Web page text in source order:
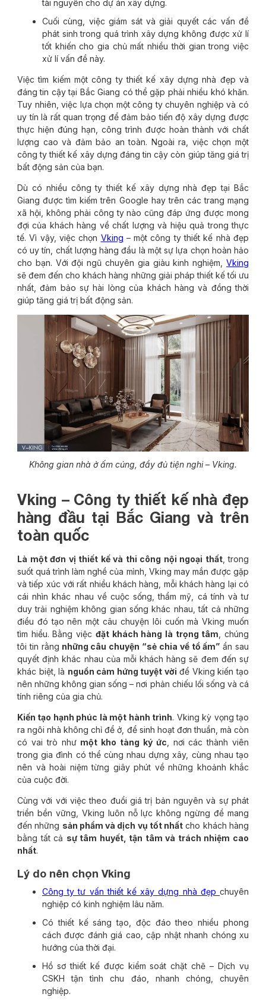
tài nguyên cho dự án xây dựng.
Cuối cùng, việc giám sát và giải quyết các vấn đề
phát sinh trong quá trình xây dựng không được xử lí
tốt khiến cho gia chủ mất nhiều thời gian trong việc
xử lí vấn đề này.
Việc tìm kiếm một công ty thiết kế xây dựng nhà đẹp và
đáng tin cậy tại Bắc Giang có thể gặp phải nhiều khó khăn.
Tuy nhiên, việc lựa chọn một công ty chuyên nghiệp và có
uy tín là rất quan trọng để đảm bảo tiến độ xây dựng được
thực hiện đúng hạn, công trình được hoàn thành với chất
lượng cao và đảm bảo an toàn. Ngoài ra, việc chọn một
công ty thiết kế xây dựng đáng tin cậy còn giúp tăng giá trị
bất động sản của bạn.
Dù có nhiều công ty thiết kế xây dựng nhà đẹp tại Bắc
Giang được tìm kiếm trên Google hay trên các trang mạng
xã hội, không phải công ty nào cũng đáp ứng được mong
đợi của khách hàng về chất lượng và hiệu quả trong thực
tế. Vì vậy, việc chọn Vking – một công ty thiết kế nhà đẹp
có uy tín, chất lượng hàng đầu là một sự lựa chọn hoàn hảo
cho bạn. Với đội ngũ chuyên gia giàu kinh nghiệm, Vking
sẽ đem đến cho khách hàng những giải pháp thiết kế tối ưu
nhất, đảm bảo sự hài lòng của khách hàng và đồng thời
giúp tăng giá trị bất động sản.
Không gian nhà ở ấm cúng, đầy đủ tiện nghi – Vking.
Vking – Công ty thiết kế nhà đẹp
hàng đầu tại Bắc Giang và trên
toàn quốc
Là một đơn vị thiết kế và thi công nội ngoại thất, trong
suốt quá trình làm nghề của mình, Vking may mắn được gặp
và tiếp xúc với rất nhiều khách hàng, mỗi khách hàng lại có
cái nhìn khác nhau về cuộc sống, thẩm mỹ, cá tính và tư
duy trải nghiệm không gian sống khác nhau, tất cả những
điều đó tạo nên một câu chuyện lôi cuốn mà Vking muốn
tìm hiểu. Bằng việc đặt khách hàng là trọng tâm , chúng
tôi tin rằng những câu chuyện “sẻ chia về tổ ấm” ẩn sau
quyết định khác nhau của mỗi khách hàng sẽ đem đến sự
khác biệt, là nguồn cảm hứng tuyệt vời để Vking kiến tạo
nên những không gian sống – nơi phản chiếu lối sống và cá
tính riêng của gia chủ.
Kiến tạo hạnh phúc là một hành trình. Vking kỳ vọng tạo
ra ngôi nhà không chỉ để ở, để sinh hoạt đơn thuần, mà còn
có vai trò như một kho tàng ký ức , nơi các thành viên
trong gia đình có thể cùng nhau dựng xây, cùng nhau tạo
nên và hoài niệm từng giây phút về những khoảnh khắc
của cuộc đời.
Cùng với với việc theo đuổi giá trị bản nguyên và sự phát
triển bền vững, Vking luôn nỗ lực không ngừng để mang
đến những sản phẩm và dịch vụ tốt nhất cho khách hàng
bằng tất cả sự tâm huyết, tận tâm và trách nhiệm cao
nhất.
Lý do nên chọn Vking
Công ty tư vấn thiết kế xây dựng nhà đẹp chuyên
nghiệp có kinh nghiệm lâu năm.
Có thiết kế sáng tạo, độc đáo theo nhiều phong
cách được đánh giá cao, cập nhật nhanh chóng xu
hướng của thời đại.
Hồ sơ thiết kế được kiểm soát chặt chẽ – Dịch vụ
CSKH tận tình chu đáo, nhanh chóng, chuyên
nghiệp.